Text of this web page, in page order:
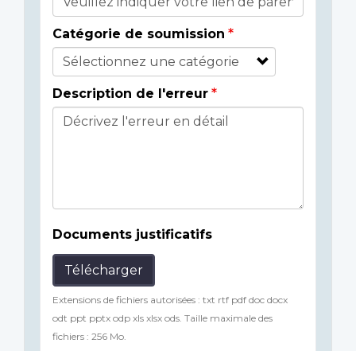
Catégorie de soumission
Description de l'erreur
Documents justificatifs
Télécharger
Extensions de fichiers autorisées : txt rtf pdf doc docx
odt ppt pptx odp xls xlsx ods. Taille maximale des
fichiers : 256 Mo.